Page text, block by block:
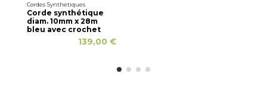
Cordes Synthetiques
Corde synthétique
diam. 10mm x 28m
bleu avec crochet
139,00 €